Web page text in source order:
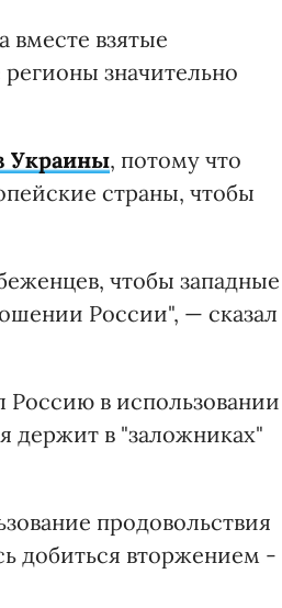
вместе взятые
значительно
Украины, потому что
страны, чтобы
чтобы западные
России", — сказал
Россию в использовании
держит в "заложниках"
продовольствия
добиться вторжением -